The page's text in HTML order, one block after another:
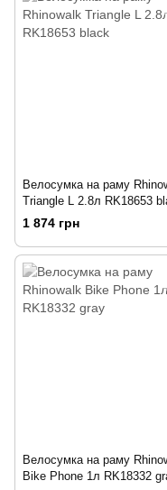
Велосумка на раму
Triangle L 2.8л RK18653
1 874 грн
Велосумка на раму
Bike Phone 1л RK18332